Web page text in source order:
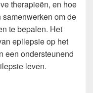
therapieën, en hoe
om de
te bepalen. Het
epilepsie op het
een ondersteunend
leven.
van Epilepsie